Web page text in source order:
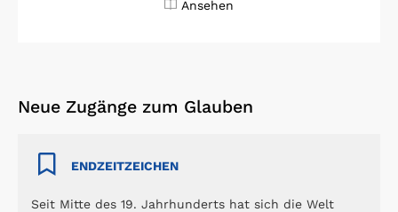
Ansehen
Neue Zugänge zum Glauben
ENDZEITZEICHEN
Seit Mitte des 19. Jahrhunderts hat sich die Welt